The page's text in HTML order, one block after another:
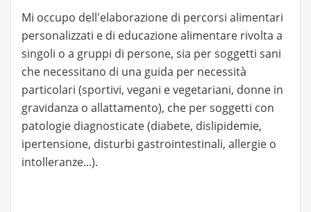
Mi occupo dell'elaborazione di percorsi alimentari
personalizzati e di educazione alimentare rivolta a
singoli o a gruppi di persone, sia per soggetti sani
che necessitano di una guida per necessità
particolari (sportivi, vegani e vegetariani, donne in
gravidanza o allattamento), che per soggetti con
patologie diagnosticate (diabete, dislipidemie,
ipertensione, disturbi gastrointestinali, allergie o
intolleranze...).